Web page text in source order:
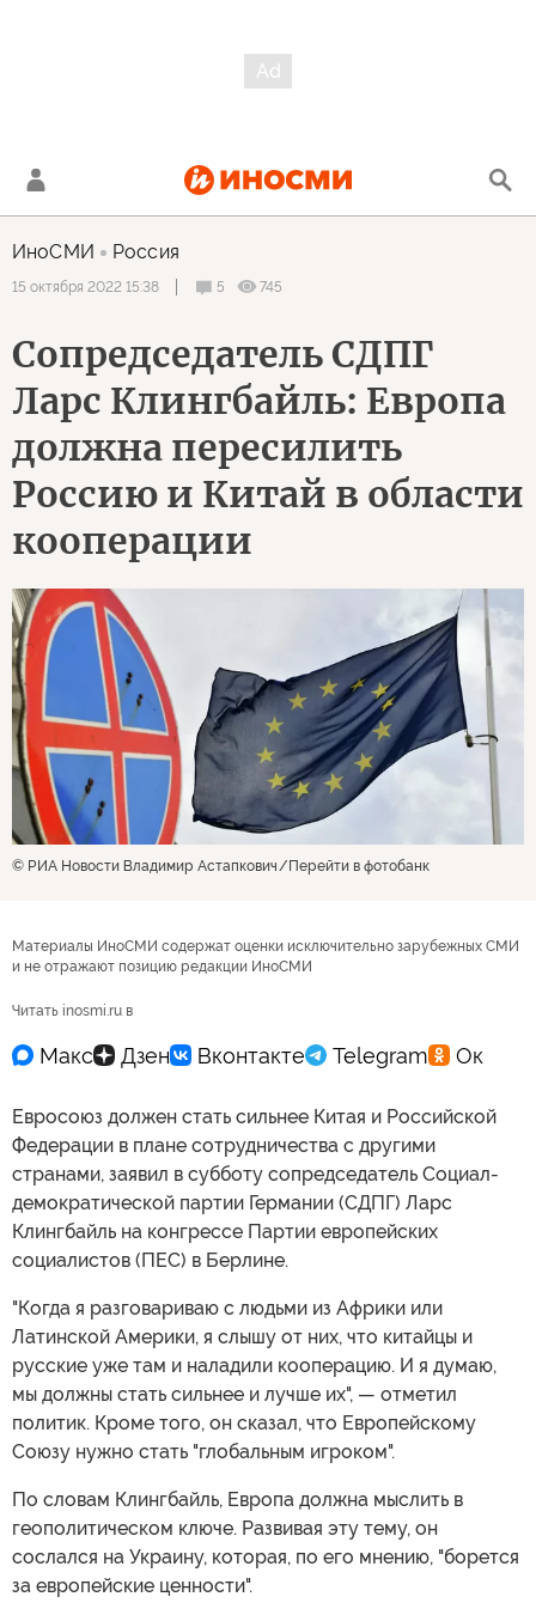
ИноСМИ Россия
15 октября 2022 15:38 5 745
Сопредседатель СДПГ
Ларс Клингбайль: Европа
должна пересилить
Россию и Китай в области
кооперации
© РИА Новости Владимир Астапкович Перейти в фотобанк
Материалы ИноСМИ содержат оценки исключительно зарубежных СМИ
и не отражают позицию редакции ИноСМИ
Читать inosmi.ru в
Евросоюз должен стать сильнее Китая и Российской
Федерации в плане сотрудничества с другими
странами, заявил в субботу сопредседатель Социал-
демократической партии Германии (СДПГ) Ларс
Клингбайль на конгрессе Партии европейских
социалистов (ПЕС) в Берлине.
"Когда я разговариваю с людьми из Африки или
Латинской Америки, я слышу от них, что китайцы и
русские уже там и наладили кооперацию. И я думаю,
мы должны стать сильнее и лучше их", — отметил
политик. Кроме того, он сказал, что Европейскому
Союзу нужно стать "глобальным игроком".
По словам Клингбайль, Европа должна мыслить в
геополитическом ключе. Развивая эту тему, он
сослался на Украину, которая, по его мнению, "борется
за европейские ценности".